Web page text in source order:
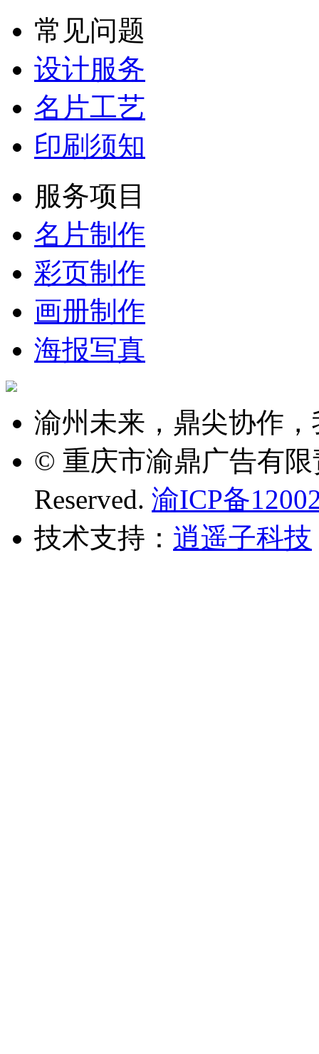
常见问题
设计服务
名片工艺
印刷须知
服务项目
名片制作
彩页制作
画册制作
海报写真
渝州未来，鼎尖协作
© 重庆市渝鼎广告有限
Reserved. 渝ICP备
技术支持： 逍遥子科技